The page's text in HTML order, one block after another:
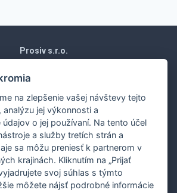
Prosiv s.r.o.
Vráble 952 01
Obchodné podmienky
osobných údajov
Nákup na splátky
Dodanie
oddelenie:0907 243 648
oddelenie:0907 243 648
porúch:0907 243 648
na zlepšenie vašej návštevy tejto
jej výkonnosti a
o jej používaní. Na tento účel
a služby tretích strán a
sa môžu preniesť k partnerom v
krajinách. Kliknutím na „Prijať
svoj súhlas s týmto
môžete nájsť podrobné informácie